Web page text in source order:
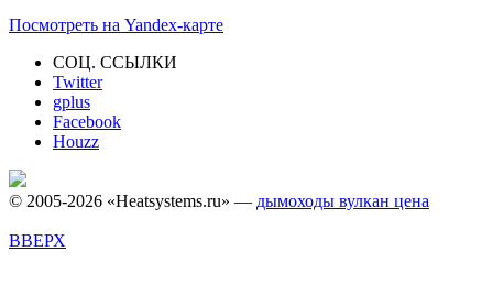
Посмотреть на Yandex-карте
СОЦ. ССЫЛКИ
Twitter
gplus
Facebook
Houzz
© 2005-2026 «Heatsystems.ru» — дымоходы вулкан цена
ВВЕРХ